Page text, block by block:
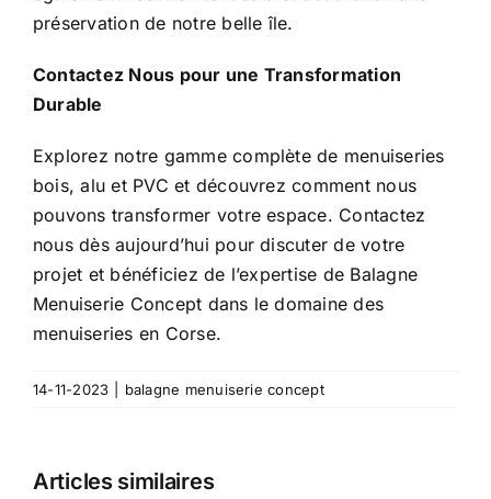
préservation de notre belle île.
Contactez Nous pour une Transformation
Durable
Explorez notre gamme complète de menuiseries
bois, alu et PVC et découvrez comment nous
pouvons transformer votre espace. Contactez
nous dès aujourd’hui pour discuter de votre
projet et bénéficiez de l’expertise de Balagne
Menuiserie Concept dans le domaine des
menuiseries en Corse.
14-11-2023 balagne menuiserie concept
Articles similaires